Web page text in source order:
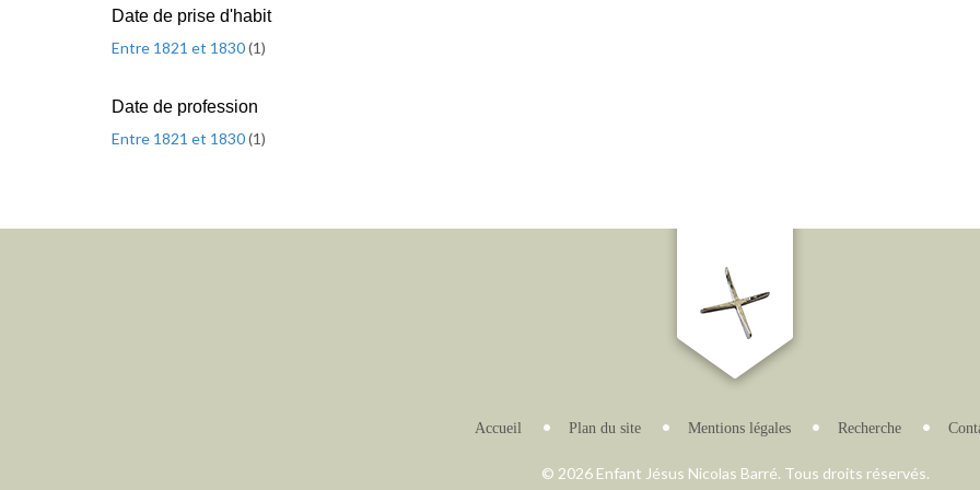
Date de prise d'habit
Entre 1821 et 1830(1)
Date de profession
Entre 1821 et 1830(1)
Accueil Plan du site Mentions légales Recherche
© 2026 Enfant Jésus Nicolas Barré. Tous droits réservés.